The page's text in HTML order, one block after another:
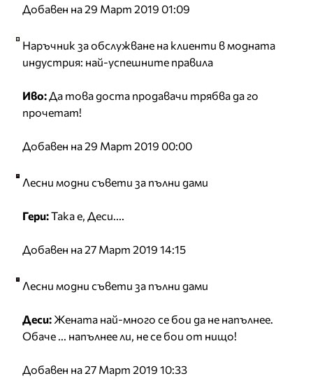
Добавен на 29 Март 2019 01:09
Наръчник за обслужване на клиенти в модната
индустрия: най-успешните правила
Иво:Да това доста продавачи трябва да го
прочетат!
Добавен на 29 Март 2019 00:00
Лесни модни съвети за пълни дами
Гери:Така е, Деси....
Добавен на 27 Март 2019 14:15
Лесни модни съвети за пълни дами
Деси: Жената най-много се бои да не напълнее.
Обаче ... напълнее ли, не се бои от нищо!
Добавен на 27 Март 2019 10:33